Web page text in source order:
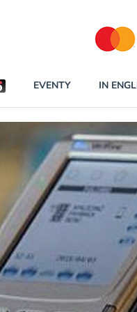
CZYTANE
Darmowy dostęp do
wszystkich planach
W najniższych planach –
darmo przez trzy miesiące
Czytaj więcej
EVENTY IN